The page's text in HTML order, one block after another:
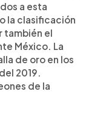
a esta
la clasificación
también el
México. La
de oro en los
2019.
de la